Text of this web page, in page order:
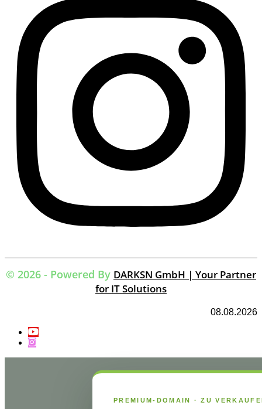
© 2026 - Powered By DARKSN GmbH | Your Partner
for IT Solutions
08.08.2026
PREMIUM-DOMAIN · ZU